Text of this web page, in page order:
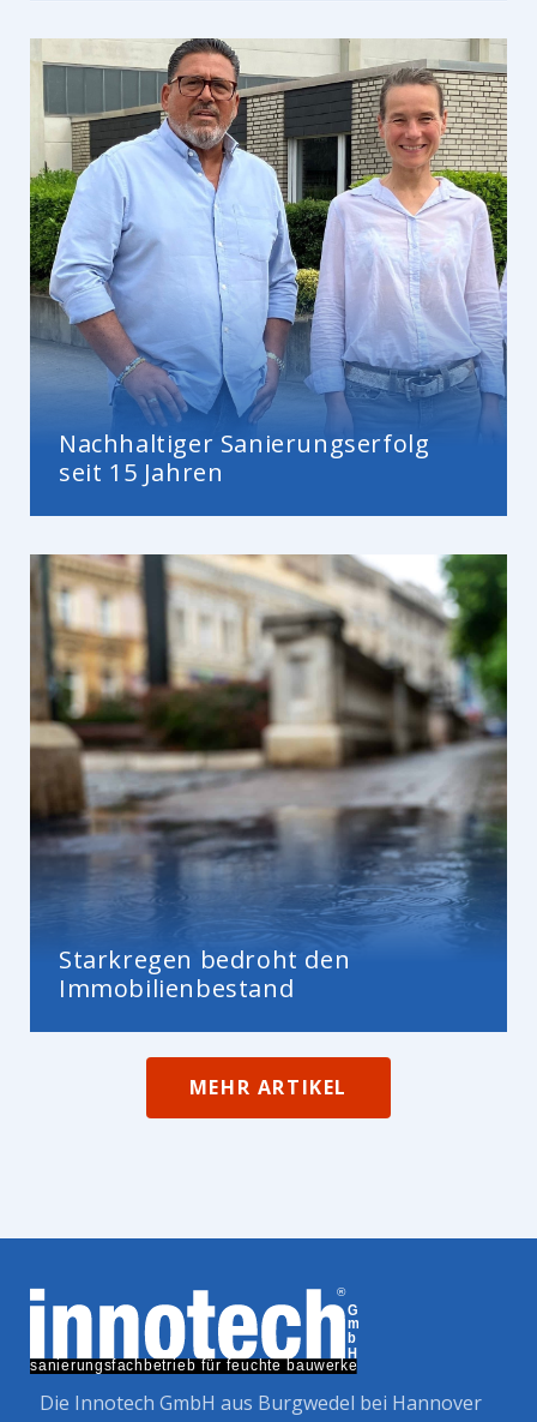
Nachhaltiger Sanierungserfolg
seit 15 Jahren
Starkregen bedroht den
Immobilienbestand
MEHR ARTIKEL
Die Innotech GmbH aus Burgwedel bei Hannover